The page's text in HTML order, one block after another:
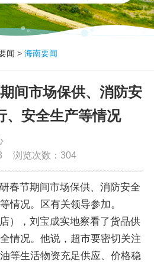
闻 >海南要闻
间市场保供、消防安
、安全生产等情况
浏览次数： 304
春节期间市场保供、消防安全
情况。区有关领导参加。
），刘宝成实地察看了货品供
情况。他说，超市要密切关注
等生活物资充足供应、价格稳